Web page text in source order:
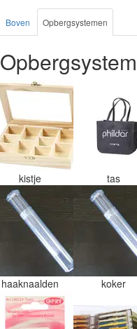
Boven Opbergsystemen
kistje tas
haaknaalden koker